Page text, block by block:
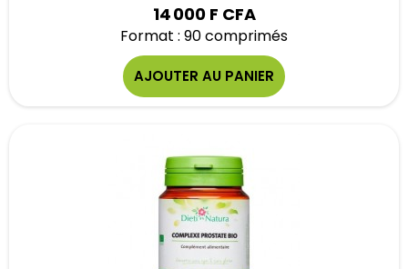
14 000 F CFA
Format : 90 comprimés
AJOUTER AU PANIER